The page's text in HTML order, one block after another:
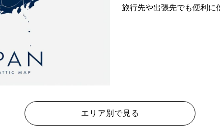
旅行先や出張先でも便利に
エリア別で見る